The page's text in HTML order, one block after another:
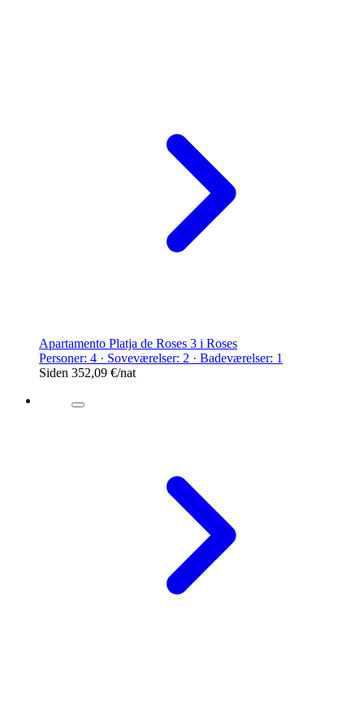
Apartamento Platja de Roses 3 i Roses
Personer: 4 · Soveværelser: 2 · Badeværelser: 1
Siden 352,09 €/nat